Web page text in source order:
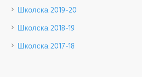
Школска 2019-20
Школска 2018-19
Школска 2017-18